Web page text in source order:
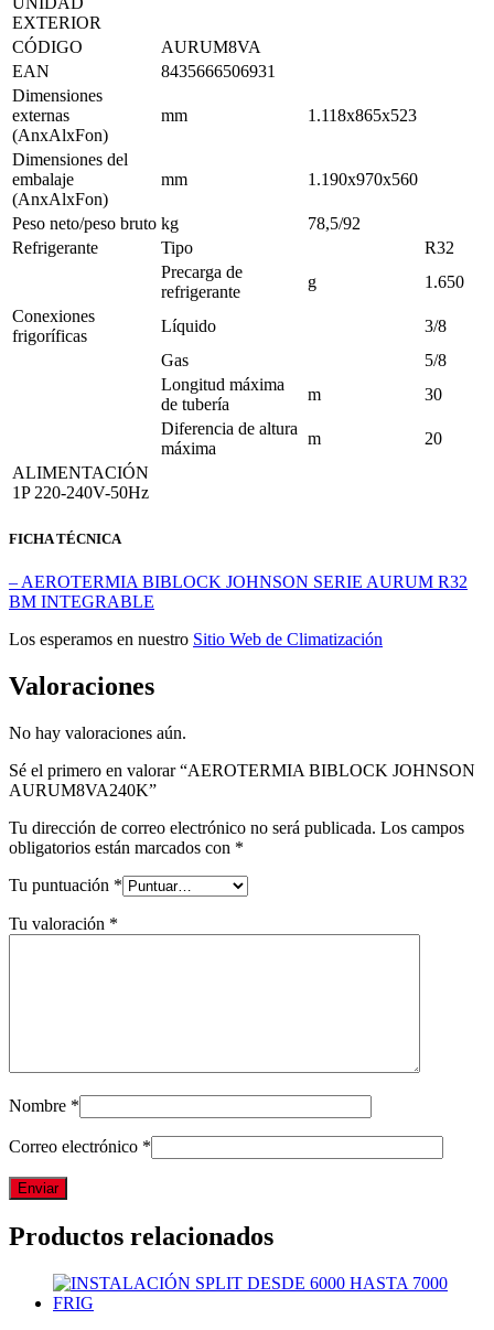
EXTERIOR
CÓDIGO
AURUM8VA
EAN
8435666506931
Dimensiones
externas
(AnxAlxFon)
mm 1.118x865x523
Dimensiones del
embalaje
(AnxAlxFon)
mm 1.190x970x560
Peso neto/peso bruto kg
78,5/92
Refrigerante
Tipo
R32
Precarga de
refrigerante
g
1.650
Conexiones
frigoríficas
Líquido
3/8
Gas
5/8
Longitud máxima
de tubería
m
30
Diferencia de altura
máxima
m
20
ALIMENTACIÓN
1P 220-240V-50Hz
FICHA TÉCNICA
– AEROTERMIA BIBLOCK JOHNSON SERIE AURUM R32
BM INTEGRABLE
Los esperamos en nuestro Sitio Web de Climatización
Valoraciones
No hay valoraciones aún.
Sé el primero en valorar “AEROTERMIA BIBLOCK JOHNSON
AURUM8VA240K”
Tu dirección de correo electrónico no será publicada. Los campos
obligatorios están marcados con *
Tu puntuación *
Tu valoración *
Nombre *
Correo electrónico *
Productos relacionados